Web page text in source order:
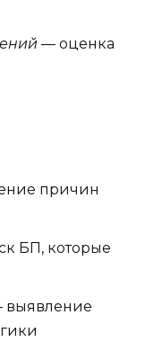
— оценка
причин
БП, которые
выявление